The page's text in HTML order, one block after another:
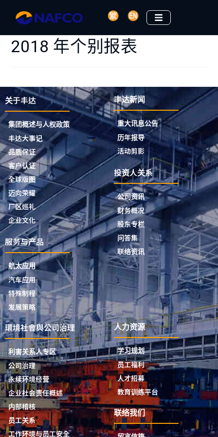
2018 年个别报表
关于丰达
集团概述与人权政策
丰达大事记
品质保证
客户认证
全球版图
迈向荣耀
厂区巡礼
企业文化
服务与产品
航太应用
汽车应用
特殊制程
发展策略
丰达新闻
重大讯息公告
历年报导
活动剪影
投资人关系
公司资讯
财务概况
股东专栏
问答集
联络资讯
環境社會與公司治理
利害关系人专区
公司治理
永续环境经营
企业社会责任概述
内部稽核
员工关系
工作环境与员工安全
人力资源
学习规划
员工福利
人才招募
教育训练平台
联络我们